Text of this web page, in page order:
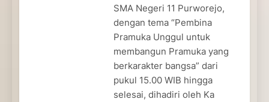
SMA Negeri 11 Purworejo,
dengan tema “Pembina
Pramuka Unggul untuk
membangun Pramuka yang
berkarakter bangsa” dari
pukul 15.00 WIB hingga
selesai, dihadiri oleh Ka